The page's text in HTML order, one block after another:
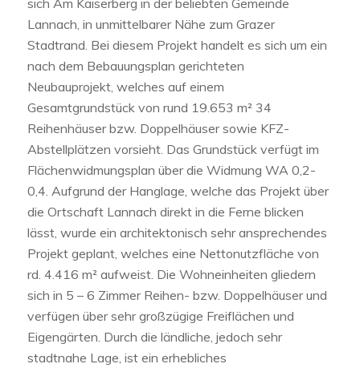
Lannach, in unmittelbarer Nähe zum Grazer
Stadtrand. Bei diesem Projekt handelt es sich um ein
nach dem Bebauungsplan gerichteten
Neubauprojekt, welches auf einem
Gesamtgrundstück von rund 19.653 m² 34
Reihenhäuser bzw. Doppelhäuser sowie KFZ-
Abstellplätzen vorsieht. Das Grundstück verfügt im
Flächenwidmungsplan über die Widmung WA 0,2-
0,4. Aufgrund der Hanglage, welche das Projekt über
die Ortschaft Lannach direkt in die Ferne blicken
lässt, wurde ein architektonisch sehr ansprechendes
Projekt geplant, welches eine Nettonutzfläche von
rd. 4.416 m² aufweist. Die Wohneinheiten gliedern
sich in 5 – 6 Zimmer Reihen- bzw. Doppelhäuser und
verfügen über sehr großzügige Freiflächen und
Eigengärten. Durch die ländliche, jedoch sehr
stadtnahe Lage, ist ein erhebliches